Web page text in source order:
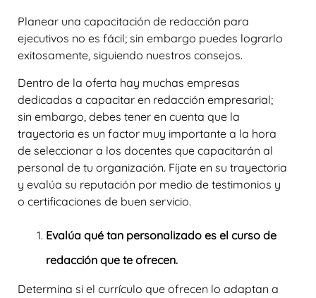
Planear una capacitación de redacción para
ejecutivos no es fácil; sin embargo puedes lograrlo
exitosamente, siguiendo nuestros consejos.
Dentro de la oferta hay muchas empresas
dedicadas a capacitar en redacción empresarial;
sin embargo, debes tener en cuenta que la
trayectoria es un factor muy importante a la hora
de seleccionar a los docentes que capacitarán al
personal de tu organización. Fíjate en su trayectoria
y evalúa su reputación por medio de testimonios y
o certificaciones de buen servicio.
Evalúa qué tan personalizado es el curso de
redacción que te ofrecen.
Determina si el currículo que ofrecen lo adaptan a